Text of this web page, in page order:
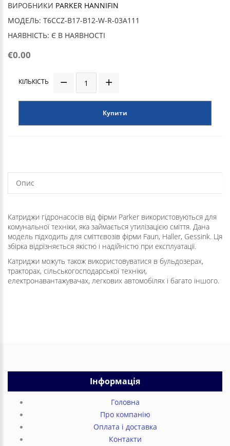
ВИРОБНИКИ PARKER HANNIFIN
МОДЕЛЬ: T6CCZ-B17-B12-W-R-03A111
НАЯВНІСТЬ: Є В НАЯВНОСТІ
€0.00
КІЛЬКІСТЬ
Купити
Опис
Катриджи гідронасосів від фірми Parker використовуються для
комунальної техніки, яка займається утилізацією сміття. Дана
модель підходить для сміттєвозів фірми Faun, Haller, Gessink. Ця
збірка відрізняється якістю і надійністю при експлуатації.
Катриджи можуть також використовуватися в бульдозерах,
тракторах, сільськогосподарської техніки,
електронавантажувачах, легкових автомобілях і багато іншого.
Інформація
Головна
Про компанію
Оплата і доставка
Контакти